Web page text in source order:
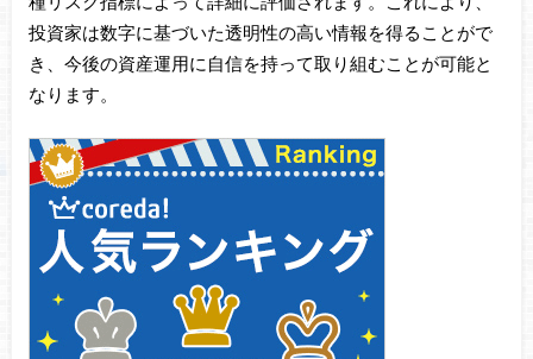
投資家は数字に基づいた透明性の高い情報を得ることがで
き、今後の資産運用に自信を持って取り組むことが可能と
なります。